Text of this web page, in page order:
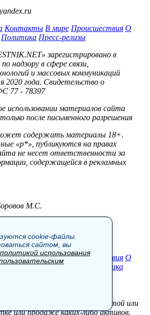
Контакты В мире Происшествия О
Политика Пресс-релизы
зарегистрировано в
надзору в сфере связи,
и массовых коммуникаций
2020 года. Свидетельство о
77 - 78397
использовании материалов сайта
после письменного разрешения
содержать материалы 18+.
«р*», публикуются на правах
не несет ответственности за
содержащейся в рекламных
М.С.
reb.msk@yandex.ru
Контакты В мире Происшествия О
Политика Пресс-релизы
Политика
и другие материалы,
сайте, не являются офертой или
или продаже каких-либо активов.
cookie-файлы.
сайтом, вы
политикой использования